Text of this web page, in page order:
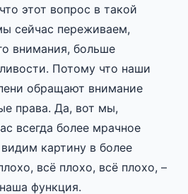
этот вопрос в такой
сейчас переживаем,
внимания, больше
Потому что наши
обращают внимание
права. Да, вот мы,
всегда более мрачное
картину в более
всё плохо, всё плохо, –
функция.